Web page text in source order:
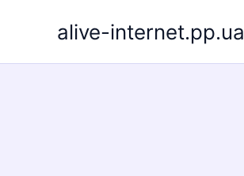
alive-internet.pp.ua